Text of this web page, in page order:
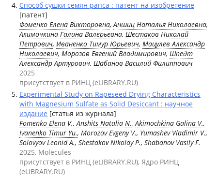
Способ сушки семян рапса : патент на изобретение
[патент]
Фоменко Елена Викторовна,Аншиц Наталья Николаевна,
Акимочкина Галина Валерьевна, Шестаков Николай
Петрович, Иваненко Тимур Юрьевич, Мацулев Александр
Николаевич, Морозов Евгений Владимирович, Шпедт
Александр Артурович, Шабанов Василий Филиппович
2025
присутствует в РИНЦ (eLIBRARY.RU)
Experimental Study on Rapeseed Drying Characteristics
with Magnesium Sulfate as Solid Desiccant : научное
издание [статья из журнала]
Fomenko Elena V.,Anshits Natalia N.,Akimochkina Galina V.,
Ivanenko Timur Yu., Morozov Evgeny V., Yumashev Vladimir V.,
Solovyov Leonid A., Shestakov Nikolay P., Shabanov Vasily F.
2025, Molecules
присутствует в РИНЦ (eLIBRARY.RU), Ядро РИНЦ
(eLIBRARY.RU)